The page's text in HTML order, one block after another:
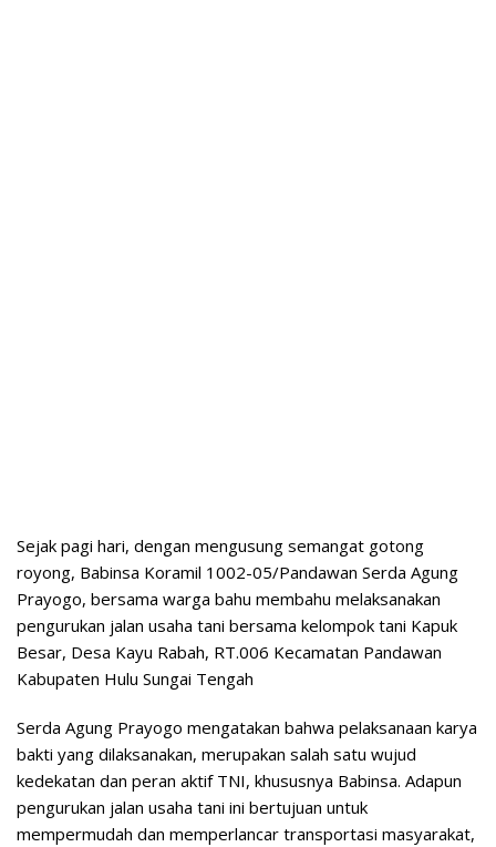
Sejak pagi hari, dengan mengusung semangat gotong
royong, Babinsa Koramil 1002-05/Pandawan Serda Agung
Prayogo, bersama warga bahu membahu melaksanakan
pengurukan jalan usaha tani bersama kelompok tani Kapuk
Besar, Desa Kayu Rabah, RT.006 Kecamatan Pandawan
Kabupaten Hulu Sungai Tengah
Serda Agung Prayogo mengatakan bahwa pelaksanaan karya
bakti yang dilaksanakan, merupakan salah satu wujud
kedekatan dan peran aktif TNI, khususnya Babinsa. Adapun
pengurukan jalan usaha tani ini bertujuan untuk
mempermudah dan memperlancar transportasi masyarakat,